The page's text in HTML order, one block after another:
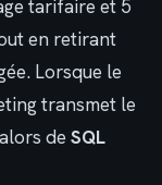
tarifaire et 5
en retirant
Lorsque le
transmet le
de SQL